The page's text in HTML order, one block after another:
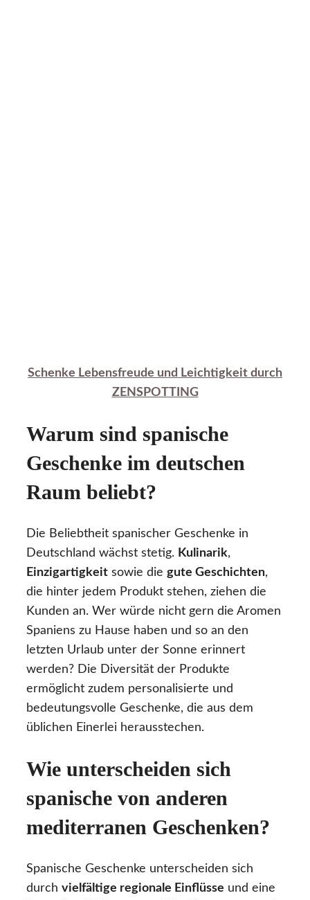
Schenke Lebensfreude und Leichtigkeit durch
ZENSPOTTING
Warum sind spanische
Geschenke im deutschen
Raum beliebt?
Die Beliebtheit spanischer Geschenke in
Deutschland wächst stetig. Kulinarik,
Einzigartigkeit sowie die gute Geschichten,
die hinter jedem Produkt stehen, ziehen die
Kunden an. Wer würde nicht gern die Aromen
Spaniens zu Hause haben und so an den
letzten Urlaub unter der Sonne erinnert
werden? Die Diversität der Produkte
ermöglicht zudem personalisierte und
bedeutungsvolle Geschenke, die aus dem
üblichen Einerlei herausstechen.
Wie unterscheiden sich
spanische von anderen
mediterranen Geschenken?
Spanische Geschenke unterscheiden sich
durch vielfältige regionale Einflüsse und eine